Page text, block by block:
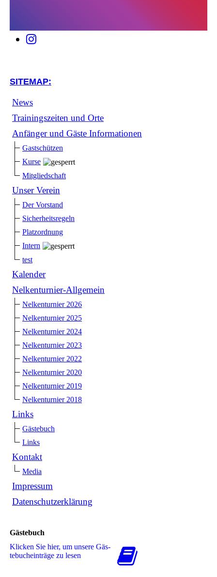
SITEMAP:
News
Trainingszeiten und Orte
Anfänger und Gäste Informationen
Gastschützen
Kurse
Mitgliedschaft
Unser Verein
Der Vorstand
Sicherheitsregeln
Platzordnung
Intern
test
Kalender
Nelkenturnier-Allgemein
Nelkenturnier 2026
Nelkenturnier 2025
Nelkenturnier 2024
Nelkenturnier 2023
Nelkenturnier 2022
Nelkenturnier 2020
Nelkenturnier 2019
Nelkenturnier 2018
Links
Gästebuch
Links
Kontakt
Media
Impressum
Datenschutzerklärung
Gästebuch
Klicken Sie hier, um unsere Gäs­
te­buch­ein­trä­ge zu lesen